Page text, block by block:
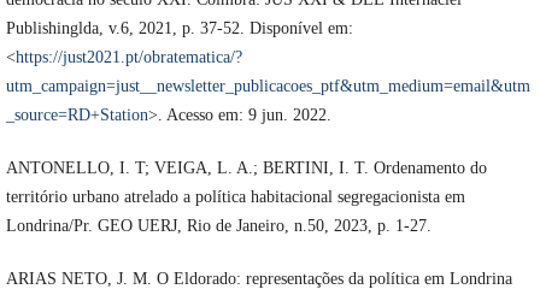
Publishinglda, v.6, 2021, p. 37-52. Disponível em:
<https://just2021.pt/obratematica/?
utm_campaign=just__newsletter_publicacoes_ptf&utm_medium=email&utm
_source=RD+Station>. Acesso em: 9 jun. 2022.
ANTONELLO, I. T; VEIGA, L. A.; BERTINI, I. T. Ordenamento do
território urbano atrelado a política habitacional segregacionista em
Londrina/Pr. GEO UERJ, Rio de Janeiro, n.50, 2023, p. 1-27.
ARIAS NETO, J. M. O Eldorado: representações da política em Londrina